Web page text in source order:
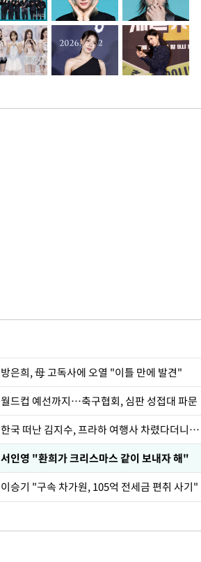
방은희, 母 고독사에 오열 "이틀 만에 발견"
월드컵 예선까지…축구협회, 심판 성접대 파문
한국 떠난 김지수, 프라하 여행사 차렸다더니…
서인영 "환희가 크리스마스 같이 보내자 해"
이승기 "구속 차가원, 105억 전세금 편취 사기"